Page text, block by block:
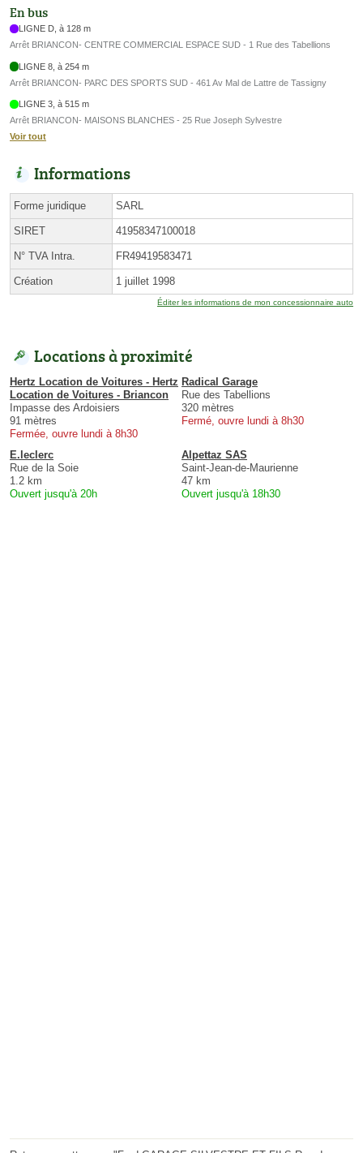
En bus
LIGNE D, à 128 m
Arrêt BRIANCON- CENTRE COMMERCIAL ESPACE SUD - 1 Rue des Tabellions
LIGNE 8, à 254 m
Arrêt BRIANCON- PARC DES SPORTS SUD - 461 Av Mal de Lattre de Tassigny
LIGNE 3, à 515 m
Arrêt BRIANCON- MAISONS BLANCHES - 25 Rue Joseph Sylvestre
Voir tout
Informations
Forme juridique SARL
SIRET 41958347100018
N° TVA Intra. FR49419583471
Création 1 juillet 1998
Éditer les informations de mon concessionnaire auto
Locations à proximité
Hertz Location de Voitures - Hertz
Location de Voitures - Briancon
Impasse des Ardoisiers
91 mètres
Fermée, ouvre lundi à 8h30
Radical Garage
Rue des Tabellions
320 mètres
Fermé, ouvre lundi à 8h30
E.leclerc
Rue de la Soie
1.2 km
Ouvert jusqu'à 20h
Alpettaz SAS
Saint-Jean-de-Maurienne
47 km
Ouvert jusqu'à 18h30